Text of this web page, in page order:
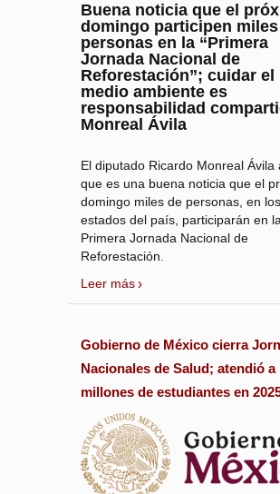
Buena noticia que el
domingo participen
personas en la “Primera
Jornada Nacional de
Reforestación”; cuidar el
medio ambiente es
responsabilidad
Monreal Ávila
El diputado Ricardo Monreal Ávila
que es una buena noticia que el
domingo miles de personas, en
estados del país, participarán en la
Primera Jornada Nacional de
Reforestación.
Leer más
Gobierno de México cierra
Nacionales de Salud; atendió a
millones de estudiantes en